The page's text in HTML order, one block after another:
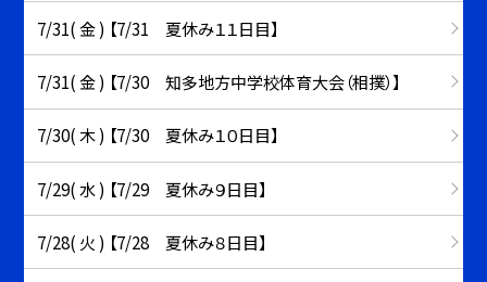
7/31( 金 ) 【7/31 夏休み１１日目】
7/31( 金 ) 【7/30 知多地方中学校体育大会（相撲）】
7/30( 木 ) 【7/30 夏休み１０日目】
7/29( 水 ) 【7/29 夏休み９日目】
7/28( 火 ) 【7/28 夏休み８日目】